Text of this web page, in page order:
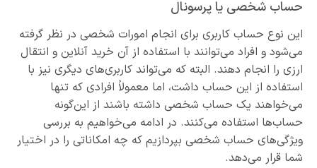
حساب شخصی یا پرسونال
این نوع حساب کاربری برای انجام امورات شخصی در نظر گرفته
می‌شود و افراد می‌توانند با استفاده از آن خرید آنلاین و انتقال
ارزی را انجام دهند. البته که می‌تواند کاربری‌های دیگری نیز با
استفاده از این حساب داشت، اما معمولاً افرادی که تنها
می‌خواهند یک حساب شخصی داشته باشند از این‌گونه
حساب‌ها استفاده می‌کنند. در ادامه می‌خواهیم به بررسی
ویژگی‌های حساب شخصی بپردازیم که چه امکاناتی را در اختیار
شما قرار می‌دهد.